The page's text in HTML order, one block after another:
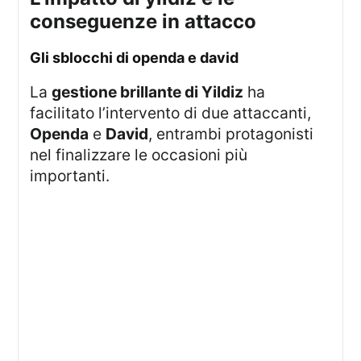
conseguenze in attacco
gli sblocchi di openda e david
Lagestione brillante di Yildiz ha
facilitato l’intervento di due attaccanti,
Openda e David, entrambi protagonisti
nel finalizzare le occasioni più
importanti.